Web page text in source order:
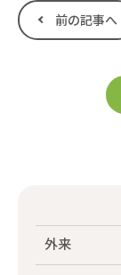
前の記事へ
外来